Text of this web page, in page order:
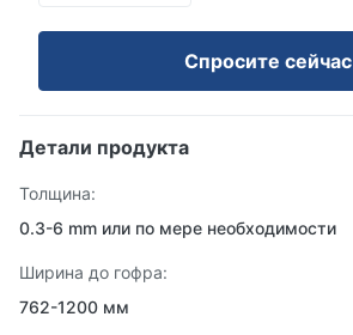
Спросите сейчас
Детали продукта
Толщина:
0.3-6 mm или по мере необходимости
Ширина до гофра:
762-1200 мм